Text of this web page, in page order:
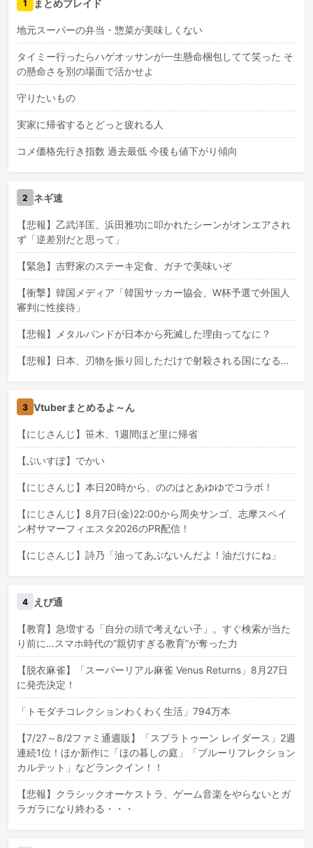
1 まとめブレイド
地元スーパーの弁当・惣菜が美味しくない
タイミー行ったらハゲオッサンが一生懸命梱包してて笑った そ
の懸命さを別の場面で活かせよ
守りたいもの
実家に帰省するとどっと疲れる人
コメ価格先行き指数 過去最低 今後も値下がり傾向
2 ネギ速
【悲報】乙武洋匡、浜田雅功に叩かれたシーンがオンエアされ
ず「逆差別だと思って」
【緊急】吉野家のステーキ定食、ガチで美味いぞ
【衝撃】韓国メディア「韓国サッカー協会、W杯予選で外国人
審判に性接待」
【悲報】メタルバンドが日本から死滅した理由ってなに？
【悲報】日本、刃物を振り回しただけで射殺される国になる…
3 Vtuberまとめるよ～ん
【にじさんじ】笹木、1週間ほど里に帰省
【ぶいすぽ】でかい
【にじさんじ】本日20時から、ののはとあゆゆでコラボ！
【にじさんじ】8月7日(金)22:00から周央サンゴ、志摩スペイ
ン村サマーフィエスタ2026のPR配信！
【にじさんじ】詩乃「油ってあぶないんだよ！油だけにね」
4 えび通
【教育】急増する「自分の頭で考えない子」。すぐ検索が当た
り前に…スマホ時代の“親切すぎる教育”が奪った力
【脱衣麻雀】「スーパーリアル麻雀 Venus Returns」8月27日
に発売決定！
「トモダチコレクションわくわく生活」794万本
【7/27～8/2ファミ通週販】「スプラトゥーン レイダース」2週
連続1位！ほか新作に「ほの暮しの庭」「ブルーリフレクション
カルテット」などランクイン！！
【悲報】クラシックオーケストラ、ゲーム音楽をやらないとガ
ラガラになり終わる・・・